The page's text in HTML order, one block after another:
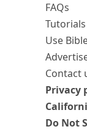
FAQs
Tutorials
Use
Contact
Privacy
Do Not